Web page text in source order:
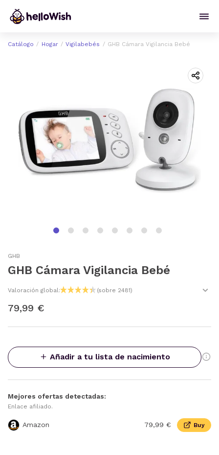
Catálogo Hogar Vigilabebés GHB Cámara Vigilancia Bebé
GHB
GHB Cámara Vigilancia Bebé
Valoración global: (sobre 2481)
79,99 €
Añadir a tu lista de nacimiento
Mejores ofertas detectadas:
Enlace afiliado.
Amazon 79,99 € Buy